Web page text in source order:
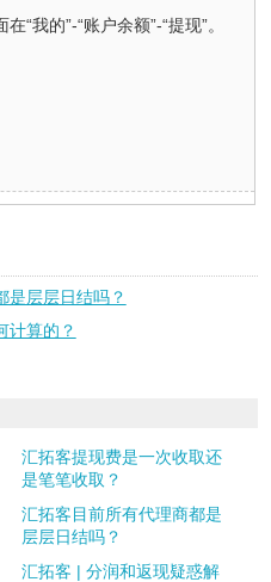
“我的”-“账户余额”-“提现”。
是层层日结吗？
计算的？
汇拓客提现费是一次收取还
是笔笔收取？
汇拓客目前所有代理商都是
层层日结吗？
汇拓客 | 分润和返现疑惑解